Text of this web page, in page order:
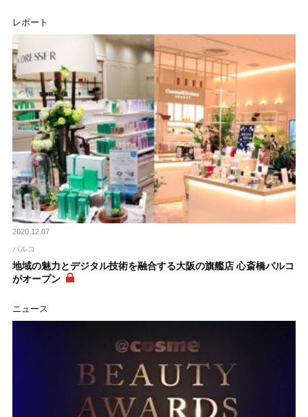
レポート
2020.12.07
パルコ
地域の魅力とデジタル技術を融合する大阪の旗艦店 心斎橋パルコ
がオープン
ニュース